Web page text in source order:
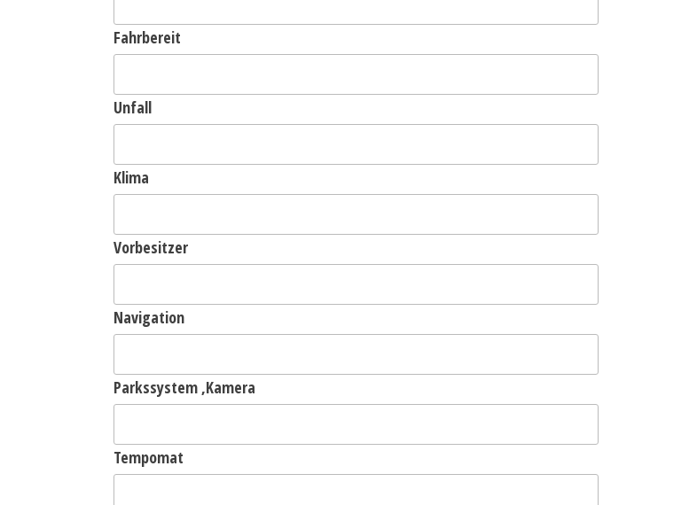
Fahrbereit
Unfall
Klima
Vorbesitzer
Navigation
Parkssystem ,Kamera
Tempomat